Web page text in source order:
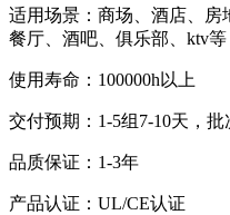
适用场景：商场、酒店、房
餐厅、酒吧、俱乐部、ktv等
使用寿命：100000h以上
交付预期：1-5组7-10天，批
品质保证：1-3年
产品认证：UL/CE认证